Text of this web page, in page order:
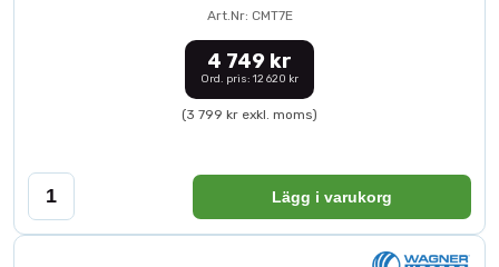
Art.Nr: CMT7E
4 749 kr
Ord. pris: 12 620 kr
(3 799 kr exkl. moms)
Lägg i varukorg